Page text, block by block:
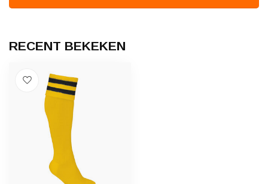
RECENT BEKEKEN